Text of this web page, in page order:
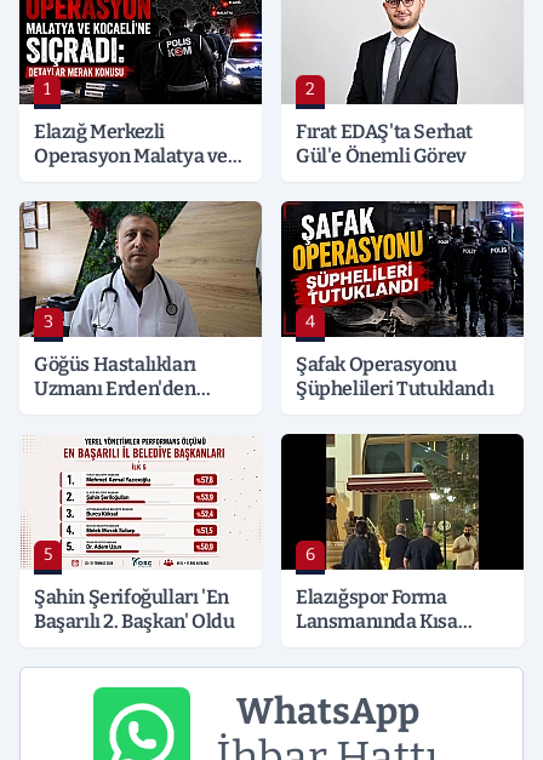
1
Elazığ Merkezli
Operasyon Malatya ve
Detaylar Merak Konusu
2
Fırat EDAŞ'ta Serhat
Gül'e Önemli Görev
3
Göğüs Hastalıkları
Uzmanı Erden'den
4
Şafak Operasyonu
Şüphelileri Tutuklandı
5
Şahin Şerifoğulları 'En
Başarılı 2. Başkan' Oldu
6
Elazığspor Forma
Lansmanında Kısa
WhatsApp